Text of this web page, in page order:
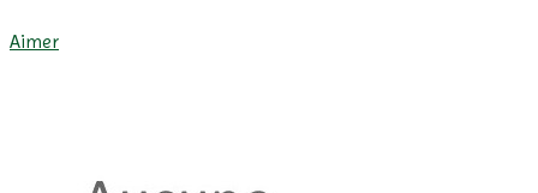
Aimer